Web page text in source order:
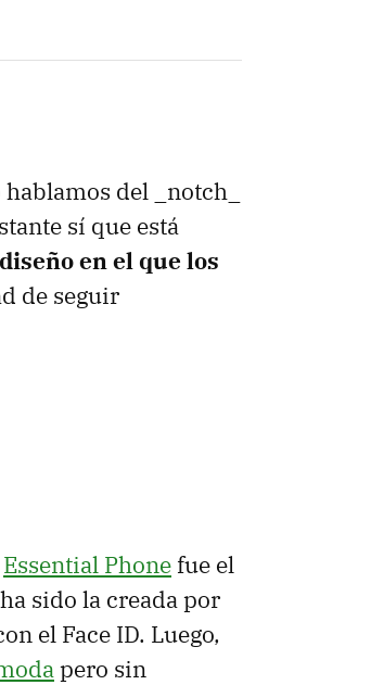
del _notch_
sí que está
en el que los
de seguir
Essential Phone fue el
sido la creada por
el Face ID. Luego,
pero sin